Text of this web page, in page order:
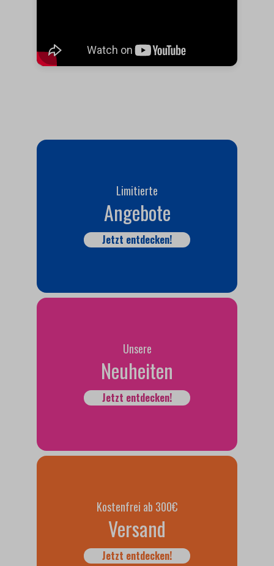
Limitierte
Angebote
Jetzt entdecken!
Unsere
Neuheiten
Jetzt entdecken!
Kostenfrei ab 300€
Versand
Jetzt entdecken!